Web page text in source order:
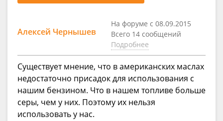
Алексей Чернышев
На форуме с 08.09.2015
Всего 14 сообщений
Подробнее
Существует мнение, что в американских маслах
недостаточно присадок для использования с
нашим бензином. Что в нашем топливе больше
серы, чем у них. Поэтому их нельзя
использовать у нас.